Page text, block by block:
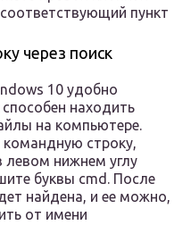
пункт
через поиск
10 удобно
находить
на компьютере.
командную строку,
левом нижнем углу
буквы cmd. После
найдена, и ее можно,
от имени